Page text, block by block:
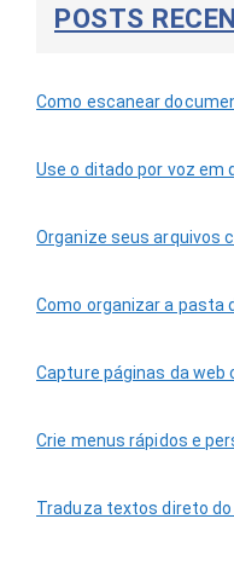
POSTS
Como escanear
Use o ditado por voz em
Organize seus arquivos
Como organizar a
Capture páginas da web
Crie menus rápidos e
Traduza textos direto do